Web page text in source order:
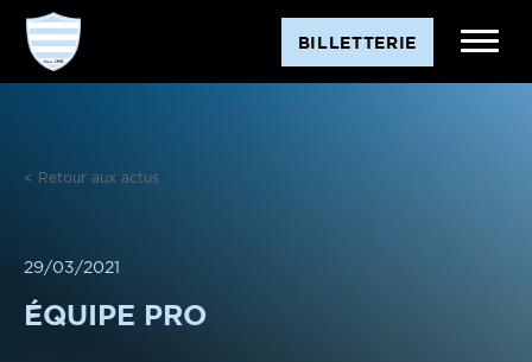
Aller
contenu
BILLETTERIE
< Retour aux actus
29/03/2021
ÉQUIPE PRO